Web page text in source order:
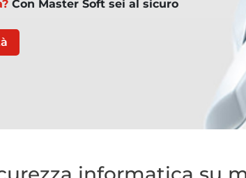
Con Master Soft sei al sicuro